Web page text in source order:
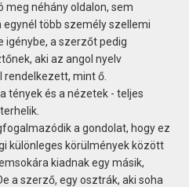
néhány oldalon, sem
több személy szellemi
igénybe, a szerzőt pedig
aki az angol nyelv
mint ő.
tények és a nézetek - teljes
a gondolat, hogy ez
különleges körülmények között
kiadnak egy másik,
a szerző, egy osztrák, aki soha